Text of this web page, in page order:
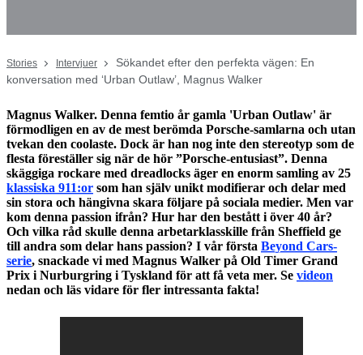
Stories Intervjuer
Sökandet efter den perfekta vägen: En
konversation med ‘Urban Outlaw’, Magnus Walker
Magnus Walker. Denna femtio år gamla 'Urban Outlaw' är
förmodligen en av de mest berömda Porsche-samlarna och utan
tvekan den coolaste. Dock är han nog inte den stereotyp som de
flesta föreställer sig när de hör ”Porsche-entusiast”. Denna
skäggiga rockare med dreadlocks äger en enorm samling av 25
klassiska 911:or som han själv unikt modifierar och delar med
sin stora och hängivna skara följare på sociala medier. Men var
kom denna passion ifrån? Hur har den bestått i över 40 år?
Och vilka råd skulle denna arbetarklasskille från Sheffield ge
till andra som delar hans passion? I vår första Beyond Cars-
serie, snackade vi med Magnus Walker på Old Timer Grand
Prix i Nurburgring i Tyskland för att få veta mer. Se videon
nedan och läs vidare för fler intressanta fakta!